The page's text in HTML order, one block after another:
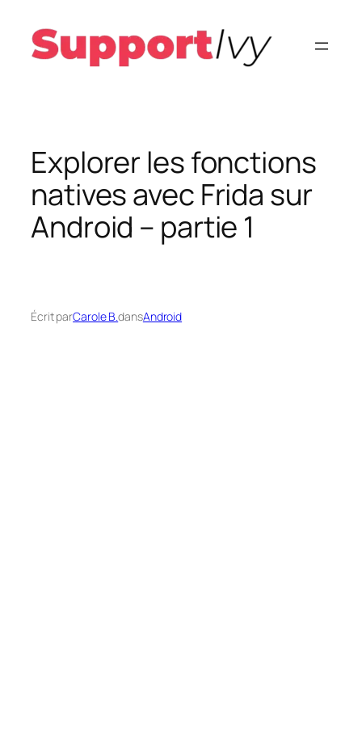
contenu
Explorer les fonctions
natives avec Frida sur
Android – partie 1
Écrit parCarole B.dansAndroid